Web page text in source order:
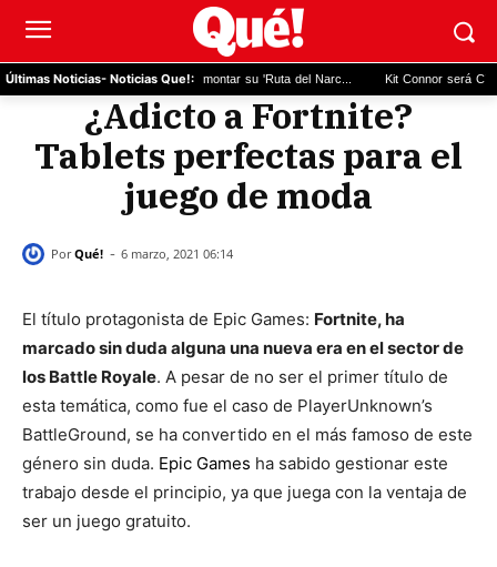
Últimas Noticias- Noticias Que!:
Un exnarco gallego quiere montar su 'Ruta del Narc... Kit Connor será
¿Adicto a Fortnite?
Tablets perfectas para el
juego de moda
Por Qué! - 6 marzo, 2021 06:14
El título protagonista de Epic Games: Fortnite, ha
marcado sin duda alguna una nueva era en el sector de
los Battle Royale. A pesar de no ser el primer título de
esta temática, como fue el caso de PlayerUnknown’s
BattleGround, se ha convertido en el más famoso de este
género sin duda. Epic Games ha sabido gestionar este
trabajo desde el principio, ya que juega con la ventaja de
ser un juego gratuito.